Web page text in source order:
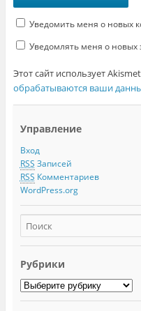
Уведомить меня о новых
Уведомлять меня о новых
Этот сайт использует
обрабатываются ваши
Управление
Вход
RSS Записей
RSS Комментариев
WordPress.org
Рубрики